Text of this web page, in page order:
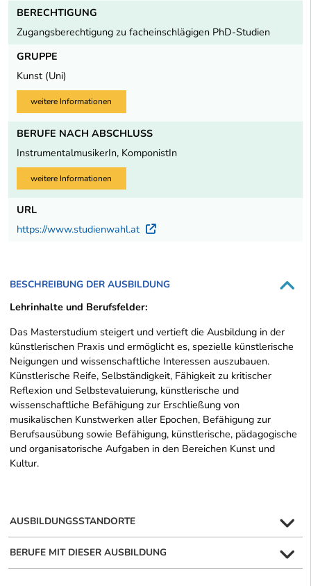
BERECHTIGUNG
Zugangsberechtigung zu facheinschlägigen PhD-Studien
GRUPPE
Kunst (Uni)
weitere Informationen
BERUFE NACH ABSCHLUSS
InstrumentalmusikerIn, KomponistIn
weitere Informationen
URL
https://www.studienwahl.at
Externer Link
BESCHREIBUNG DER AUSBILDUNG
Lehrinhalte und Berufsfelder:
Das Masterstudium steigert und vertieft die Ausbildung in der
künstlerischen Praxis und ermöglicht es, spezielle künstlerische
Neigungen und wissenschaftliche Interessen auszubauen.
Künstlerische Reife, Selbständigkeit, Fähigkeit zu kritischer
Reflexion und Selbstevaluierung, künstlerische und
wissenschaftliche Befähigung zur Erschließung von
musikalischen Kunstwerken aller Epochen, Befähigung zur
Berufsausübung sowie Befähigung, künstlerische, pädagogische
und organisatorische Aufgaben in den Bereichen Kunst und
Kultur.
AUSBILDUNGSSTANDORTE
BERUFE MIT DIESER AUSBILDUNG